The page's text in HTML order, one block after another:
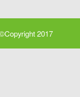
2017